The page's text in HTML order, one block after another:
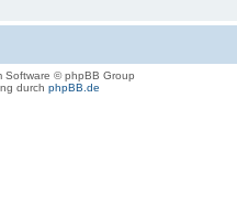
Software © phpBB Group
durch phpBB.de